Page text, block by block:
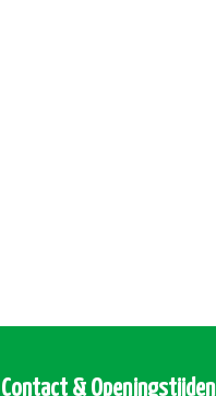
Contact & Openingstijden